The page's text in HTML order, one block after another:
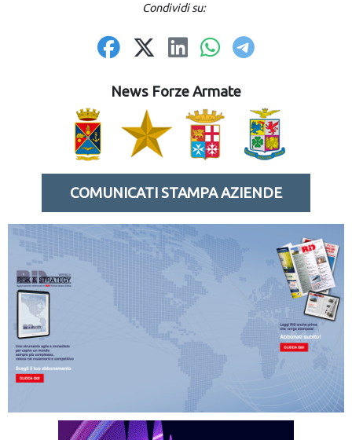
Condividi su:
News Forze Armate
COMUNICATI STAMPA AZIENDE